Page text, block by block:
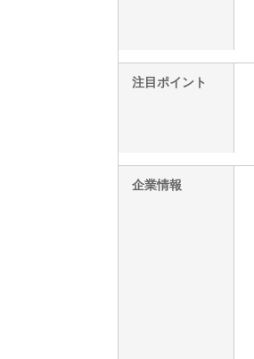
注目ポイント
企業情報